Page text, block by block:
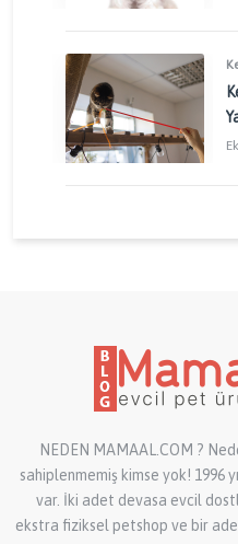
NEDEN MAMAAL.COM ?
sahiplenmemiş kimse yok! 1996
var. İki adet devasa evcil
ekstra fiziksel petshop ve bir